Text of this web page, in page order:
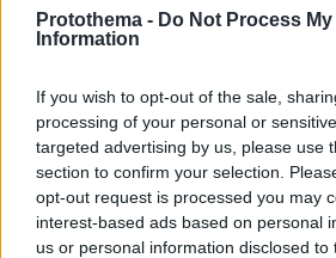
Protothema - Do Not Process My
Information
If you wish to opt-out of the sale,
processing of your personal or
targeted advertising by us, please use
section to confirm your selection.
opt-out request is processed you may
interest-based ads based on personal
us or personal information disclosed
Φραντσέσκα Τόκα: Η Ιταλίδα «νύφη»
της Eurovision ποζάρει με μπικίνι και...
ολόγυμνη στην μπανιέρα της, δείτε
φωτογραφίες
07.08.2026, 20:57 8